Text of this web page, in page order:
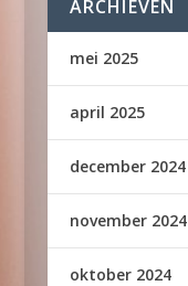
ARCHIEVEN
mei 2025
april 2025
december 2024
november 2024
oktober 2024